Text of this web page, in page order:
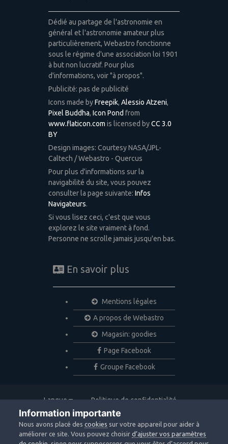
Dédié au partage de l'astronomie en
général et l'astronomie amateur plus
particulièrement, Webastro fonctionne
sous le régime d'une association loi 1901
à but non lucratif. Pour plus
d'informations, voir "à propos".
Publicité: pas de publicité
Icons made byFreepik, Alessio Atzeni,
Pixel Buddha, Icon Pond from
www.flaticon.com is licensed byCC 3.0
BY
Design images: Courtesy NASA/JPL-
Caltech / Webastro - Quercus
Pour plus d'informations sur la
navigabilité du site, vous pouvez
consulter la page suivante: Infos
Navigateurs.
Si vous lisez ceci, c'est que vous
explorez le site vraiment à fond.
Personne ne scrolle jamais jusqu'en bas.
En savoir plus
Mentions légales
A propos de Webastro
Magasin: goodies
Page Facebook
Groupe Facebook
Langue
Politique de confidentialité
Nous contacter
Copyright © 2020 Webastro
Powered by Invision Community
Information importante
Nous avons placé descookies sur votre appareil pour aider à
améliorer ce site. Vous pouvez choisird’ajuster vos paramètres